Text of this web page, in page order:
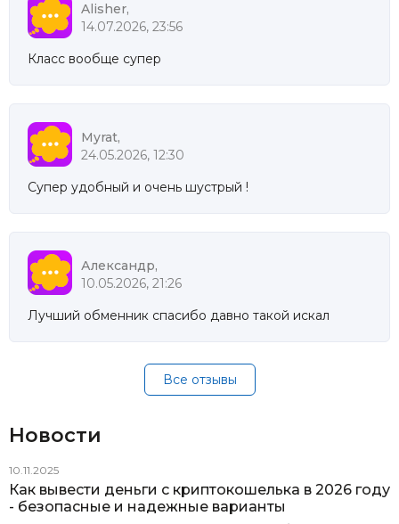
Alisher,
14.07.2026, 23:56
Класс вообще супер
Myrat,
24.05.2026, 12:30
Супер удобный и очень шустрый !
Александр,
10.05.2026, 21:26
Лучший обменник спасибо давно такой искал
Все отзывы
Новости
10.11.2025
Как вывести деньги с криптокошелька в 2026 году
- безопасные и надежные варианты